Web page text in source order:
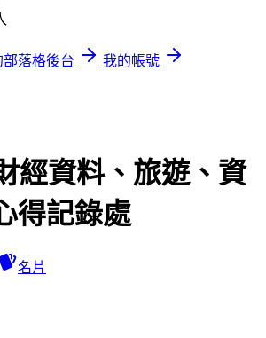
部落格後台
我的帳號
經資料、旅遊、資
得記錄處
名片